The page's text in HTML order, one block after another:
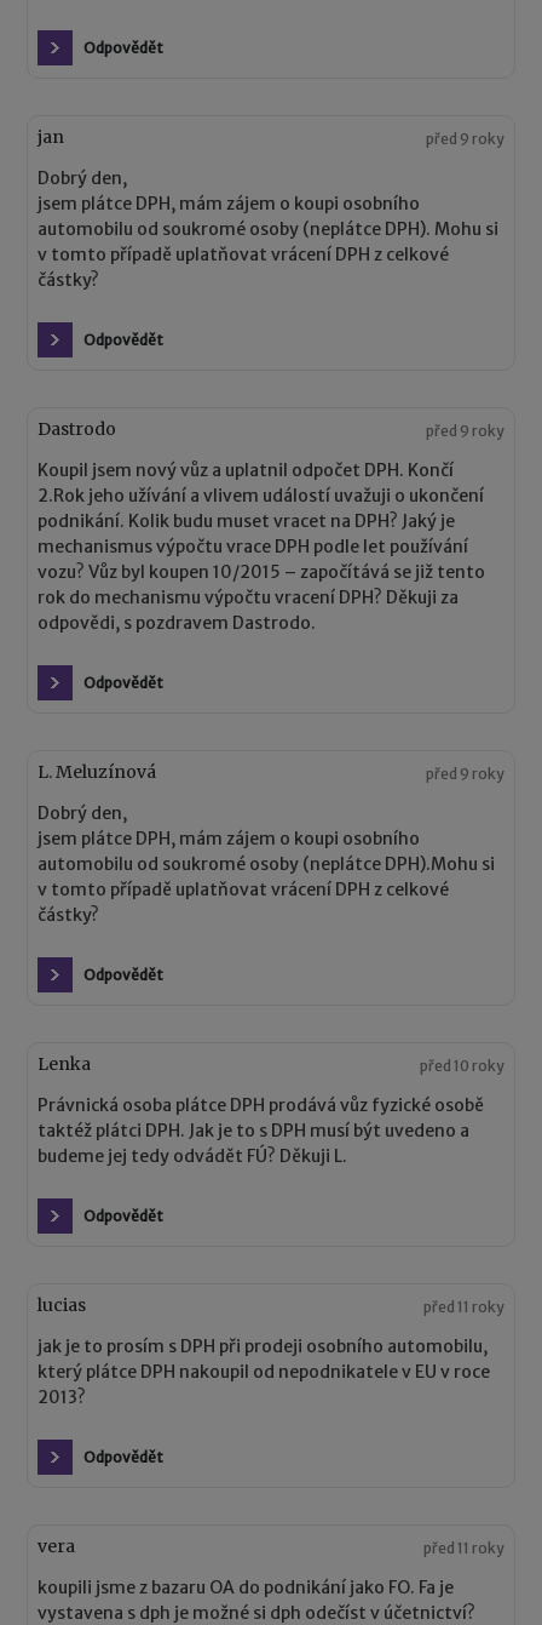
Odpovědět
jan před 9 roky
Dobrý den,
jsem plátce DPH, mám zájem o koupi osobního
automobilu od soukromé osoby (neplátce DPH). Mohu si
v tomto případě uplatňovat vrácení DPH z celkové
částky?
Odpovědět
Dastrodo před 9 roky
Koupil jsem nový vůz a uplatnil odpočet DPH. Končí
2.Rok jeho užívání a vlivem událostí uvažuji o ukončení
podnikání. Kolik budu muset vracet na DPH? Jaký je
mechanismus výpočtu vrace DPH podle let používání
vozu? Vůz byl koupen 10/2015 – započítává se již tento
rok do mechanismu výpočtu vracení DPH? Děkuji za
odpovědi, s pozdravem Dastrodo.
Odpovědět
L. Meluzínová před 9 roky
Dobrý den,
jsem plátce DPH, mám zájem o koupi osobního
automobilu od soukromé osoby (neplátce DPH).Mohu si
v tomto případě uplatňovat vrácení DPH z celkové
částky?
Odpovědět
Lenka před 10 roky
Právnická osoba plátce DPH prodává vůz fyzické osobě
taktéž plátci DPH. Jak je to s DPH musí být uvedeno a
budeme jej tedy odvádět FÚ? Děkuji L.
Odpovědět
lucias před 11 roky
jak je to prosím s DPH při prodeji osobního automobilu,
který plátce DPH nakoupil od nepodnikatele v EU v roce
2013?
Odpovědět
vera před 11 roky
koupili jsme z bazaru OA do podnikání jako FO. Fa je
vystavena s dph je možné si dph odečíst v účetnictví?